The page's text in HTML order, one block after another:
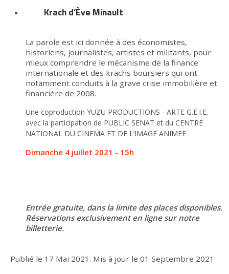
Krach d’Ève Minault
La parole est ici donnée à des économistes,
historiens, journalistes, artistes et militants, pour
mieux comprendre le mécanisme de la finance
internationale et des krachs boursiers qui ont
notamment conduits à la grave crise immobilière et
financière de 2008.
Une coproduction YUZU PRODUCTIONS - ARTE G.E.I.E.
avec la participation de PUBLIC SENAT et du CENTRE
NATIONAL DU CINEMA ET DE L’IMAGE ANIMEE
Dimanche 4 juillet 2021 - 15h
Entrée gratuite, dans la limite des places disponibles.
Réservations exclusivement en ligne sur notre
billetterie.
Publié le 17 Mai 2021 . Mis à jour le 01 Septembre 2021